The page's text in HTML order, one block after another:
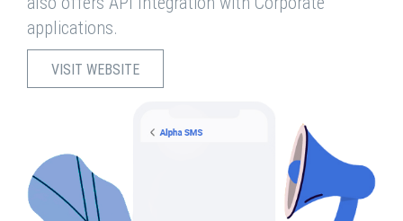
applications.
VISIT WEBSITE